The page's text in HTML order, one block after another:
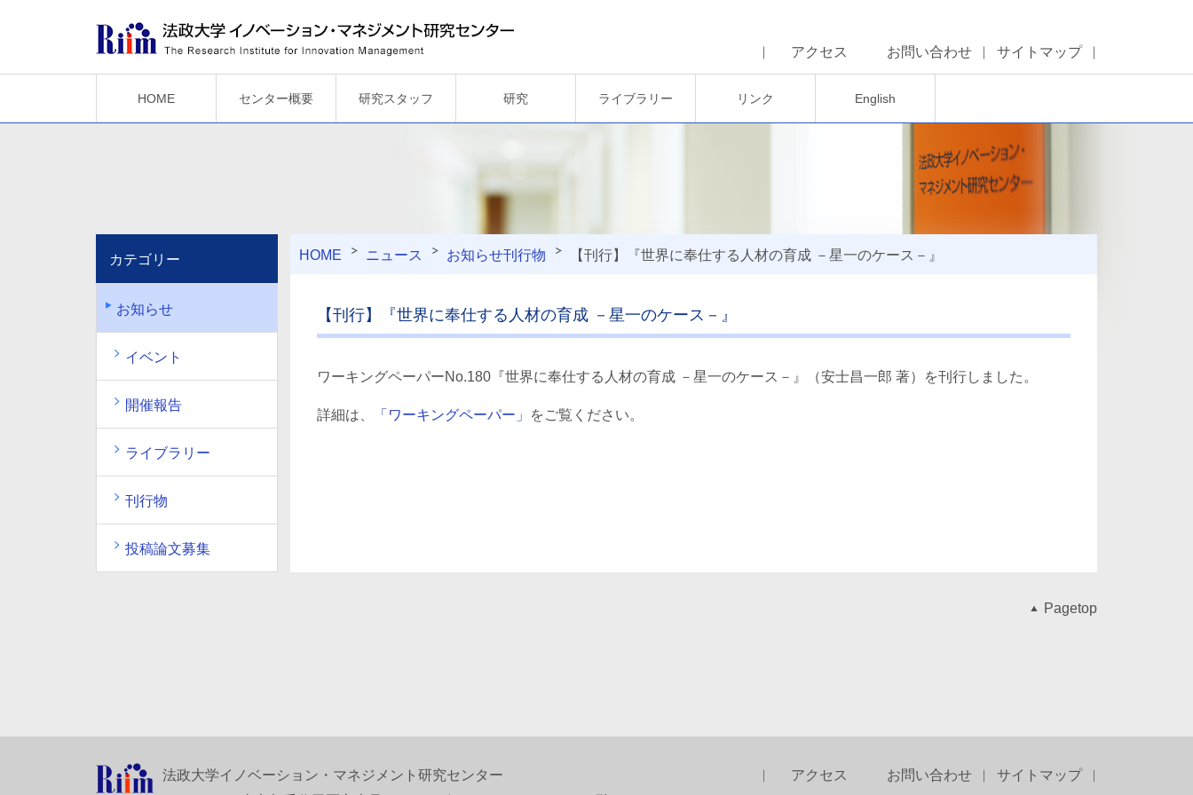
アクセス お問い合わせ サイトマップ
HOME センター概要 研究スタッフ 研究 ライブラリー リンク English
HOME ニュース お知らせ刊行物 【刊行】『世界に奉仕する人材の育成 －星一のケース－』
【刊行】『世界に奉仕する人材の育成 －星一のケース－』
ワーキングペーパーNo.180『世界に奉仕する人材の育成 －星一のケース－』（安士昌一郎 著）を刊行しました。
詳細は、 「ワーキングペーパー」 をご覧ください。
カテゴリー
お知らせ
イベント
開催報告
ライブラリー
刊行物
投稿論文募集
Pagetop
法政大学イノベーション・マネジメント研究センター
アクセス お問い合わせ サイトマップ